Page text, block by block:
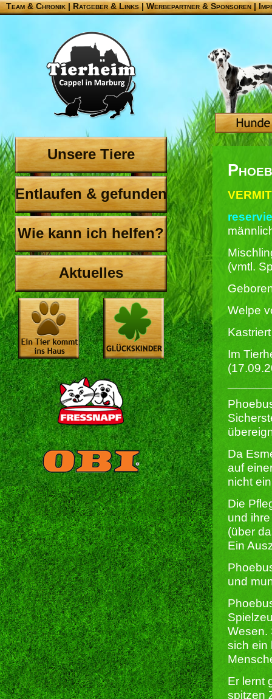
Team & Chronik |Ratgeber & Links|Werbepartner & Sponsoren|
Unsere Tiere
Entlaufen & gefunden
Wie kann ich helfen?
Aktuelles
(vmtl.
Welpe
Im
Da
auf
nicht
Die
und
(über
Ein
und
Wesen.
sich ein
Er lernt
spitzen